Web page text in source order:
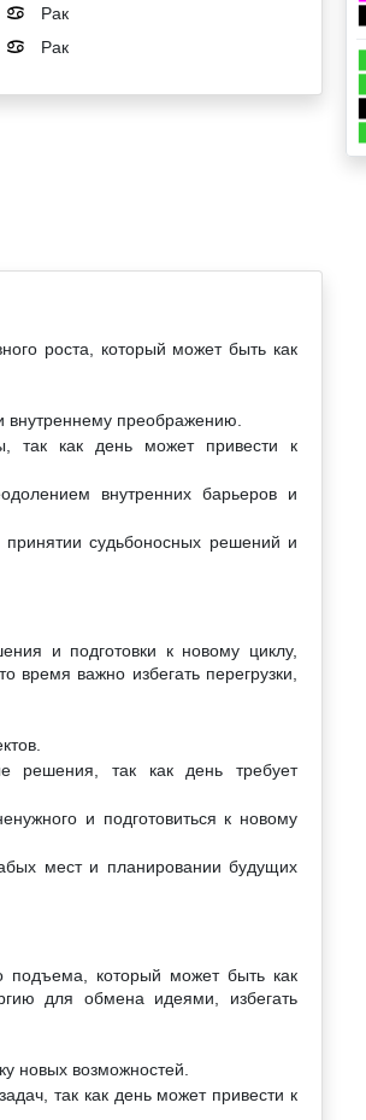
♋
Рак
♋ Рак
роста, который может быть как
внутреннему преображению.
так как день может привести к
внутренних барьеров и
принятии судьбоносных решений и
и подготовки к новому циклу,
важно избегать перегрузки,
решения, так как день требует
и подготовиться к новому
мест и планировании будущих
подъема, который может быть как
для обмена идеями, избегать
новых возможностей.
так как день может привести к